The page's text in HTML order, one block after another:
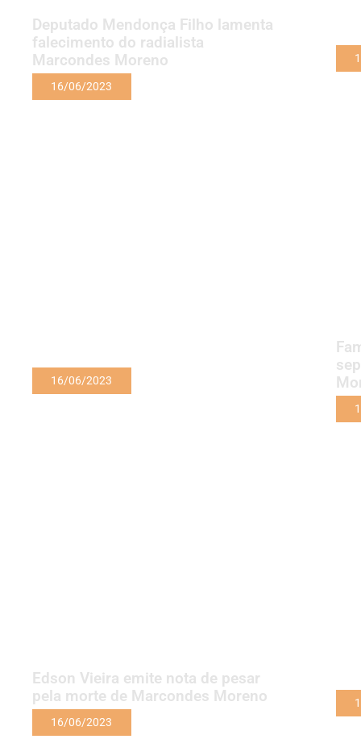
Deputado Mendonça Filho lamenta
falecimento do radialista
Marcondes Moreno
16/06/2023
16/06/2023
Edson Vieira emite nota de pesar
pela morte de Marcondes Moreno
16/06/2023